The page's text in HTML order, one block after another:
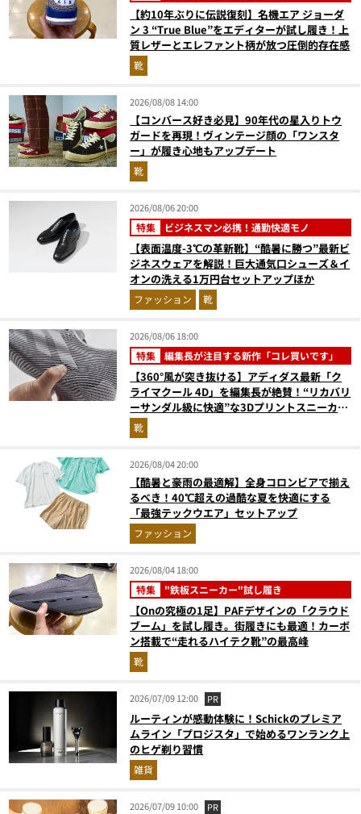
【約10年ぶりに伝説復刻】名機エア ジョーダ
ン 3 “True Blue”をエディターが試し履き！上
質レザーとエレファント柄が放つ圧倒的存在感
靴
2026/08/08 14:00
【コンバース好き必見】90年代の星入りトウ
ガードを再現！ヴィンテージ顔の「ワンスタ
ー」が履き心地もアップデート
靴
2026/08/06 20:00
特集 ビジネスマン必携！通勤快適モノ
【表面温度-3℃の革新靴】“酷暑に勝つ”最新ビ
ジネスウェアを解説！巨大通気口シューズ＆イ
オンの洗える1万円台セットアップほか
ファッション 靴
2026/08/06 18:00
特集 編集長が注目する新作「コレ買いです」
【360°風が突き抜ける】アディダス最新「ク
ライマクール 4D」を編集長が絶賛！“リカバリ
ーサンダル級に快適”な3Dプリントスニーカー
『コレ買いです』Vol.173
靴
2026/08/04 20:00
【酷暑と豪雨の最適解】全身コロンビアで揃え
るべき！40℃超えの過酷な夏を快適にする
「最強テックウエア」セットアップ
ファッション
2026/08/04 18:00
特集 "鉄板スニーカー"試し履き
【Onの究極の1足】PAFデザインの「クラウド
ブーム」を試し履き。街履きにも最適！カーボ
ン搭載で“走れるハイテク靴”の最高峰
靴
2026/07/09 12:00 PR
ルーティンが感動体験に！Schickのプレミア
ムライン「プロジスタ」で始めるワンランク上
のヒゲ剃り習慣
雑貨
2026/07/09 10:00 PR